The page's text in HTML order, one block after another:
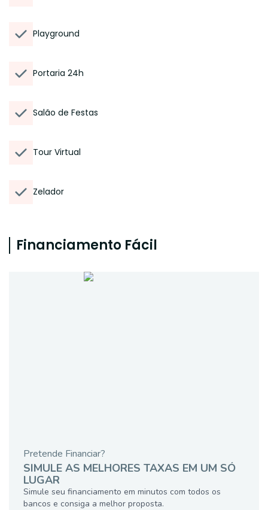
Playground
Portaria 24h
Salão de Festas
Tour Virtual
Zelador
Financiamento Fácil
Pretende Financiar?
SIMULE AS MELHORES TAXAS EM UM SÓ
LUGAR
Simule seu financiamento em minutos com todos os
bancos e consiga a melhor proposta.